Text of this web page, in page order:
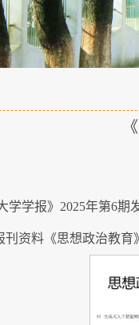
学学报》2025年第6
资料《思想政治教育